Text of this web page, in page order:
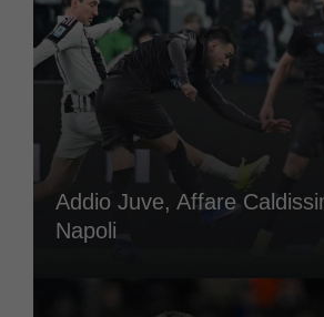
Addio Juve, Affare
Napoli